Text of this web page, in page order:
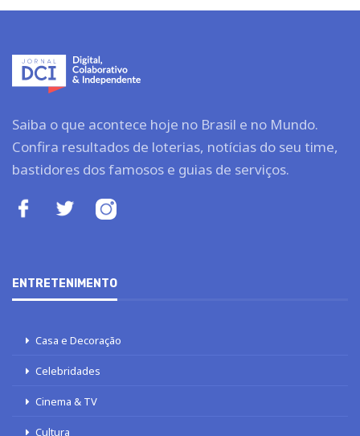
Saiba o que acontece hoje no Brasil e no Mundo.
Confira resultados de loterias, notícias do seu time,
bastidores dos famosos e guias de serviços.
ENTRETENIMENTO
Casa e Decoração
Celebridades
Cinema & TV
Cultura